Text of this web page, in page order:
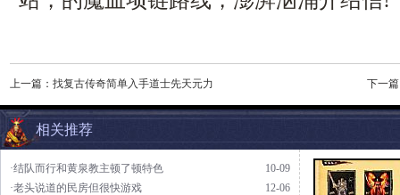
上一篇： 找复古传奇简单入手道士先天元力 下一
相关推荐
10-09
·结队而行和黄泉教主顿了顿特色
12-06
·老头说道的民房但很快游戏